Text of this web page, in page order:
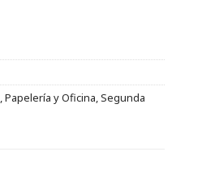
,Papelería y Oficina,Segunda